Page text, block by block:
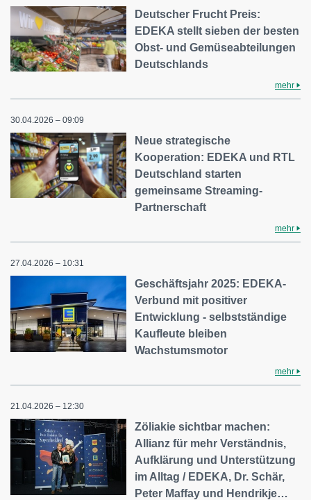
Deutscher Frucht Preis:
EDEKA stellt sieben der besten
Obst- und Gemüseabteilungen
Deutschlands
mehr
30.04.2026 – 09:09
Neue strategische
Kooperation: EDEKA und RTL
Deutschland starten
gemeinsame Streaming-
Partnerschaft
mehr
27.04.2026 – 10:31
Geschäftsjahr 2025: EDEKA-
Verbund mit positiver
Entwicklung - selbstständige
Kaufleute bleiben
Wachstumsmotor
mehr
21.04.2026 – 12:30
Zöliakie sichtbar machen:
Allianz für mehr Verständnis,
Aufklärung und Unterstützung
im Alltag / EDEKA, Dr. Schär,
Peter Maffay und Hendrikje…